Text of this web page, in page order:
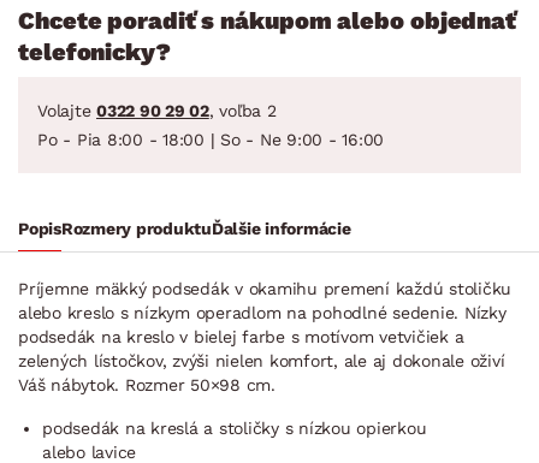
Chcete poradiť s nákupom alebo objednať
telefonicky?
Volajte 0322 90 29 02, voľba 2
Po - Pia 8:00 - 18:00 | So - Ne 9:00 - 16:00
PopisRozmery produktuĎalšie informácie
Príjemne mäkký podsedák v okamihu premení každú stoličku
alebo kreslo s nízkym operadlom na pohodlné sedenie. Nízky
podsedák na kreslo v bielej farbe s motívom vetvičiek a
zelených lístočkov, zvýši nielen komfort, ale aj dokonale oživí
Váš nábytok. Rozmer 50×98 cm.
podsedák na kreslá a stoličky s nízkou opierkou
alebo lavice